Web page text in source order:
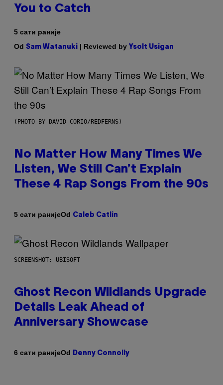
You to Catch
5 сати раније
Od Sam Watanuki | Reviewed by Ysolt Usigan
(PHOTO BY DAVID CORIO/REDFERNS)
No Matter How Many Times We
Listen, We Still Can’t Explain
These 4 Rap Songs From the 90s
5 сати ранијеOd Caleb Catlin
SCREENSHOT: UBISOFT
Ghost Recon Wildlands Upgrade
Details Leak Ahead of
Anniversary Showcase
6 сати ранијеOd Denny Connolly